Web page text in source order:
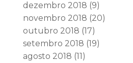
dezembro 2018 (9)
novembro 2018 (20)
outubro 2018 (17)
setembro 2018 (19)
agosto 2018 (11)